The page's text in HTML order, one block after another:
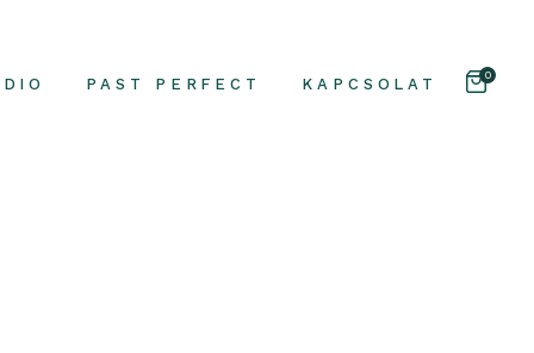
PAST PERFECT KAPCSOLAT 0